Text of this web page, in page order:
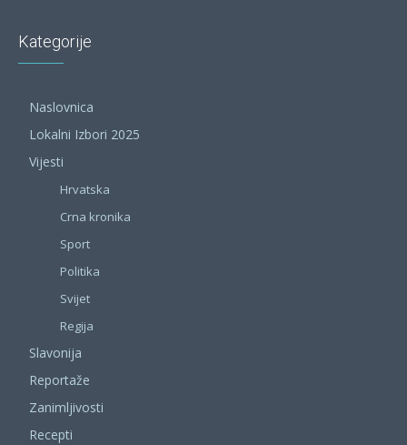
Kategorije
Naslovnica
Lokalni Izbori 2025
Vijesti
Hrvatska
Crna kronika
Sport
Politika
Svijet
Regija
Slavonija
Reportaže
Zanimljivosti
Recepti